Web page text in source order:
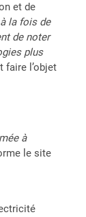
et de
la fois de
de noter
plus
faire l’objet
à
le site